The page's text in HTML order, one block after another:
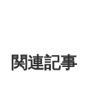
関連記事